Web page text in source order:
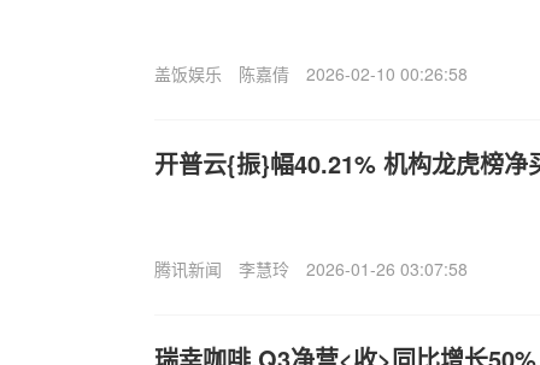
盖饭娱乐 陈嘉倩 2026-02-10 00:26:58
开普云{振}幅40.21% 机构龙虎榜净
腾讯新闻 李慧玲 2026-01-26 03:07:58